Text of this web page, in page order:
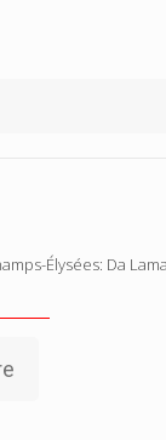
Élysées: Da